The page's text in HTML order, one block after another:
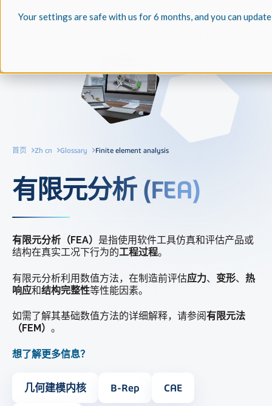
Your settings are safe with us for 6 months, and you can
首页 Zh cn Glossary Finite element analysis
有限元分析 (FEA)
有限元分析（FEA） 是指使用软件工具仿真和评估产品或
结构在真实工况下行为的工程过程。
有限元分析利用数值方法，在制造前评估应力、 变形、 热
响应和结构完整性等性能因素。
如需了解其基础数值方法的详细解释，请参阅有限元法
（FEM） 。
想了解更多信息？
几何建模内核 B-Rep CAE